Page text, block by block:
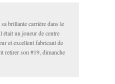
brillante carrière dans le
un joueur de centre
et excellent fabricant de
retirer son #19, dimanche